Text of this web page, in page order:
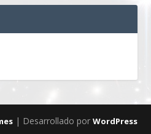
| Desarrollado por WordPress